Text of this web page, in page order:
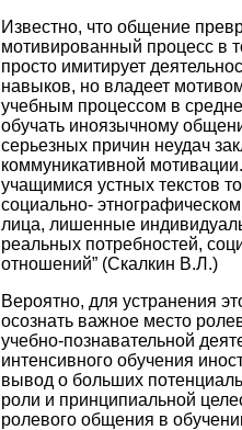
Известно, что общение
мотивированный процесс в
просто имитирует
навыков, но владеет
учебным процессом в
обучать иноязычному
серьезных причин неудач
коммуникативной
учащимися устных текстов
социально-
лица, лишенные
реальных потребностей,
отношений” (Скалкин В.Л.)
Вероятно, для устранения
осознать важное место
учебно-познавательной
интенсивного обучения
вывод о больших
роли и принципиальной
ролевого общения в